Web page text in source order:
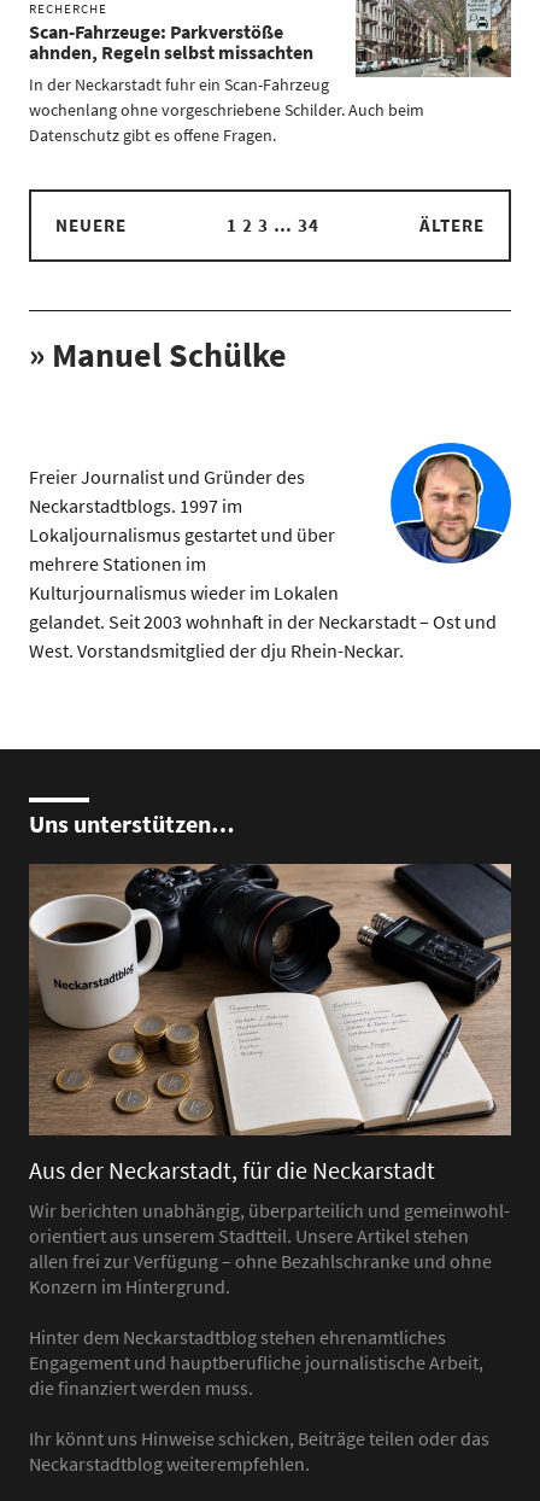
RECHERCHE
Scan-Fahrzeuge: Parkverstöße
ahnden, Regeln selbst missachten
In der Neckarstadt fuhr ein Scan-Fahrzeug
wochenlang ohne vorgeschriebene Schilder. Auch beim
Datenschutz gibt es offene Fragen.
NEUERE 1 2 3 … 34 ÄLTERE
» Manuel Schülke
Freier Journalist und Gründer des
Neckarstadtblogs. 1997 im
Lokaljournalismus gestartet und über
mehrere Stationen im
Kulturjournalismus wieder im Lokalen
gelandet. Seit 2003 wohnhaft in der Neckarstadt – Ost und
West. Vorstandsmitglied der dju Rhein-Neckar.
Uns unterstützen…
Aus der Neckarstadt, für die Neckarstadt
Wir berichten unabhängig, überparteilich und gemeinwohl-
orientiert aus unserem Stadtteil. Unsere Artikel stehen
allen frei zur Verfügung – ohne Bezahlschranke und ohne
Konzern im Hintergrund.
Hinter dem Neckarstadtblog stehen ehrenamtliches
Engagement und hauptberufliche journalistische Arbeit,
die finanziert werden muss.
Ihr könnt uns Hinweise schicken, Beiträge teilen oder das
Neckarstadtblog weiterempfehlen.